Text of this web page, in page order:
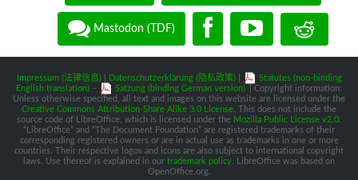
Mastodon (TDF)
Impressum (法律信息)| Datenschutzerklärung (隐私政策)|
Statutes (non-binding
English translation) - Satzung (binding German version)
| Copyright information:
Unless otherwise specified, all text and images on this website are licensed under the
Creative Commons Attribution-Share Alike 3.0 License . This does not include the
source code of LibreOffice, which is licensed under the Mozilla Public License v2.0
“LibreOffice” and “The Document Foundation” are registered trademarks of their
corresponding registered owners or are in actual use as trademarks in one or more
countries. Their respective logos and icons are also subject to international copyright
laws. Use thereof is explained in our trademark policy . LibreOffice was based on
OpenOffice.org.